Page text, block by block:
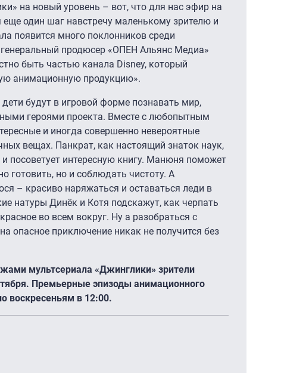
на новый уровень – вот, что для нас эфир на
один шаг навстречу маленькому зрителю и
появится много поклонников среди
генеральный продюсер «ОПЕН Альянс Медиа»
быть частью канала Disney, который
анимационную продукцию».
будут в игровой форме познавать мир,
героями проекта. Вместе с любопытным
и иногда совершенно невероятные
вещах. Панкрат, как настоящий знаток наук,
посоветует интересную книгу. Манюня поможет
готовить, но и соблюдать чистоту. А
– красиво наряжаться и оставаться леди в
натуры Динёк и Котя подскажут, как черпать
во всем вокруг. Ну а разобраться с
опасное приключение никак не получится без
мультсериала «Джинглики» зрители
Премьерные эпизоды анимационного
воскресеньям в 12:00.